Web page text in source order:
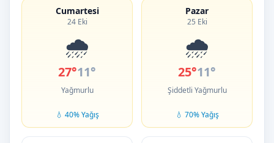
Cumartesi
24 Eki
🌧️
27°11°
Yağmurlu
💧 40% Yağış
Pazar
25 Eki
🌧️
25°11°
Şiddetli Yağmurlu
💧 70% Yağış